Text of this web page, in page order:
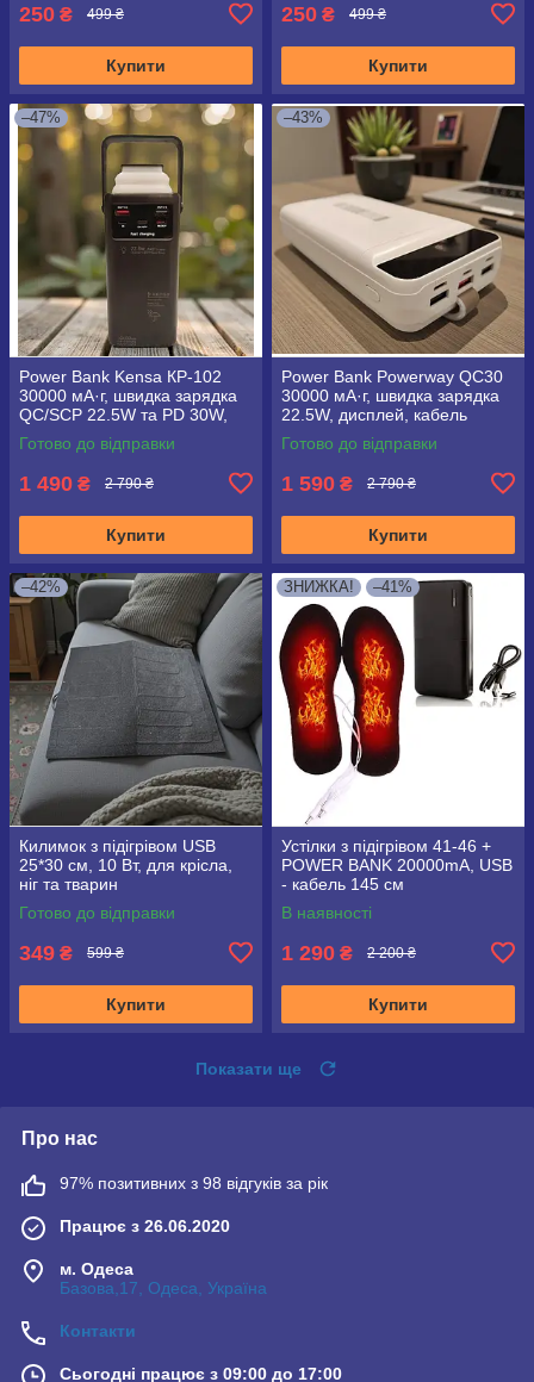
250 ₴ 499 ₴
Купити
250 ₴ 499 ₴
Купити
–47%
Power Bank Kensa КР‑102
30000 мА·г, швидка зарядка
QC/SCP 22.5W та PD 30W,
вбудовані кабелі, LED‑ліхтар,
дисплей
Готово до відправки
1 490 ₴ 2 790 ₴
Купити
–43%
Power Bank Powerway QC30
30000 мА·г, швидка зарядка
22.5W, дисплей, кабель
Type‑C
Готово до відправки
1 590 ₴ 2 790 ₴
Купити
–42%
Килимок з підігрівом USB
25*30 см, 10 Вт, для крісла,
ніг та тварин
Готово до відправки
349 ₴ 599 ₴
Купити
ЗНИЖКА! –41%
Устілки з підігрівом 41-46 +
POWER BANK 20000mA, USB
- кабель 145 см
В наявності
1 290 ₴ 2 200 ₴
Купити
Показати ще
Про нас
97% позитивних з 98 відгуків за рік
Працює з 26.06.2020
м. Одеса
Базова,17, Одеса, Україна
Контакти
Сьогодні працює з 09:00 до 17:00